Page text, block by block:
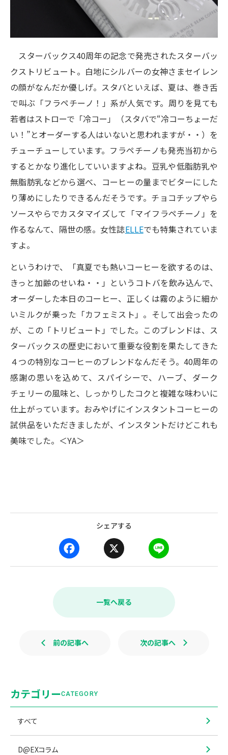
スターバックス40周年の記念で発売されたスターバッ
クストリビュート。白地にシルバーの女神さまセイレン
の顔がなんだか優しげ。スタバといえば、夏は、巻き舌
で叫ぶ「フラペチーノ！」系が人気です。周りを見ても
若者はストローで「冷コー」（スタバで“冷コーちょーだ
い！”とオーダーする人はいないと思われますが・・）を
チューチューしています。フラペチーノも発売当初から
するとかなり進化していいますよね。豆乳や低脂肪乳や
無脂肪乳などから選べ、コーヒーの量までビターにした
り薄めにしたりできるんだそうです。チョコチップやら
ソースやらでカスタマイズして「マイフラペチーノ」を
作るなんて、隔世の感。女性誌ELLEでも特集されていま
すよ。
というわけで、「真夏でも熱いコーヒーを欲するのは、
きっと加齢のせいね・・」というコトバを飲み込んで、
オーダーした本日のコーヒー、正しくは霧のように細か
いミルクが乗った「カフェミスト」。そして出会ったの
が、この「トリビュート」でした。このブレンドは、ス
ターバックスの歴史において重要な役割を果たしてきた
４つの特別なコーヒーのブレンドなんだそう。40周年の
感謝の思いを込めて、スパイシーで、ハーブ、ダーク
チェリーの風味と、しっかりしたコクと複雑な味わいに
仕上がっています。おみやげにインスタントコーヒーの
試供品をいただきましたが、インスタントだけどこれも
美味でした。＜YA＞
シェアする
a
e
k
i
e
一覧へ戻る
前の記事へ 次の記事へ
カテゴリーCATEGORY
すべて
D@EXコラム